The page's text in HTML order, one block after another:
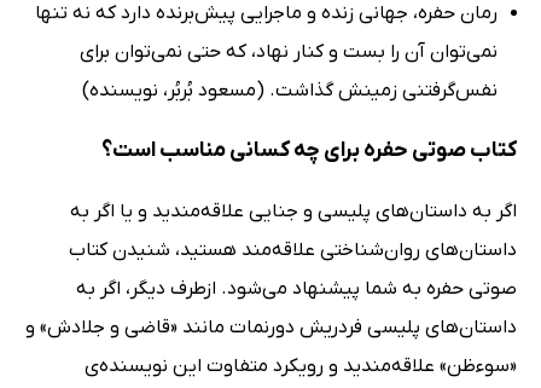
رمان حفره، جهانی زنده و ماجرایی پیش‌برنده دارد که نه تنها
نمی‌توان آن را بست و کنار نهاد، که حتی نمی‌توان برای
نفس‌گرفتنی زمینش گذاشت. (مسعود بُربُر، نویسنده)
کتاب صوتی حفره برای چه کسانی مناسب است؟
اگر به داستان‌های پلیسی و جنایی علاقه‌مندید و یا اگر به
داستان‌های روان‌شناختی علاقه‌مند هستید، شنیدن کتاب
صوتی حفره به شما پیشنهاد می‌شود. ازطرف دیگر، اگر به
داستان‌های پلیسی فردریش دورنمات مانند «قاضی و جلادش» و
«سوءظن» علاقه‌مندید و رویکرد متفاوت این نویسنده‌ی